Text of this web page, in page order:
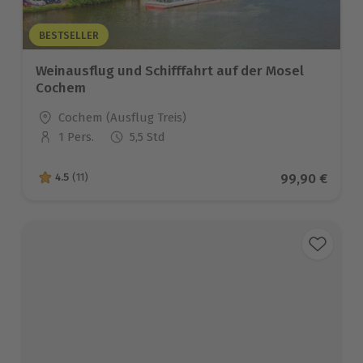
BESTSELLER
Weinausflug und Schifffahrt auf der Mosel
Cochem
Standort
Cochem (Ausflug Treis)
Anzahl der Teilnehmer
1 Pers. 5,5 Std
4.5 von 5 Sternen basierend auf 11 Bewertungen
4.5 (11) Aktueller
99,90 €